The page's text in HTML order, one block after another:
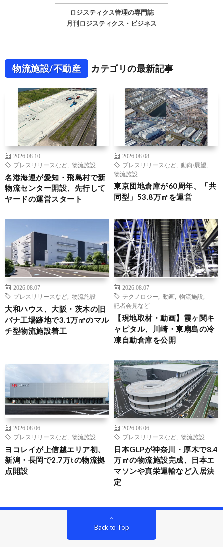
ロジスティクス管理の専門誌
月刊ロジスティクス・ビジネス
物流施設/不動産 カテゴリの最新記事
2026.08.10
プレスリリースなど
物流施設
名港海運が愛知・飛島村で新
物流センター開設、先行して
ヤードの運営スタート
2026.08.08
プレスリリースなど
動向/展望
物流施設
東京団地倉庫が60周年、「共
同型」53.8万㎡を運営
2026.08.07
プレスリリースなど
物流施設
大和ハウス、大阪・茨木の旧
パナ工場跡地で3.1万㎡のマル
チ型物流施設着工
2026.08.07
テクノロジー
動画 物流施設
記者会見など
【現地取材・動画】霞ヶ関キ
ャピタル、川崎・東扇島の冷
凍自動倉庫を公開
2026.08.06
プレスリリースなど
物流施設
ヨコレイが上信越エリア初、
新潟・長岡で2.7万tの物流拠
点開設
2026.08.06
プレスリリースなど
物流施設
日本GLPが神奈川・厚木で8.4
万㎡の物流施設完成、日本エ
マソンや真栄運輸など入居決
定
Back to Top